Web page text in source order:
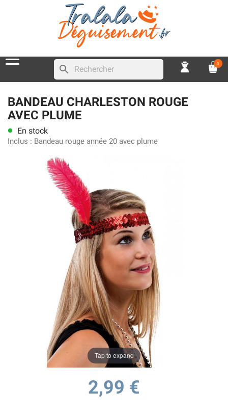
search 0
BANDEAU CHARLESTON ROUGE
AVEC PLUME
lens En stock
Inclus : Bandeau rouge année 20 avec plume
Tap to expand
2,99 €